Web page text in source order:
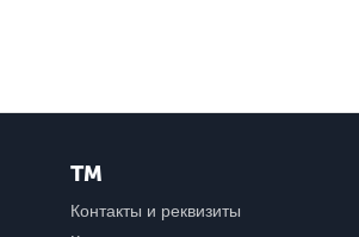
ТМ
Контакты и реквизиты